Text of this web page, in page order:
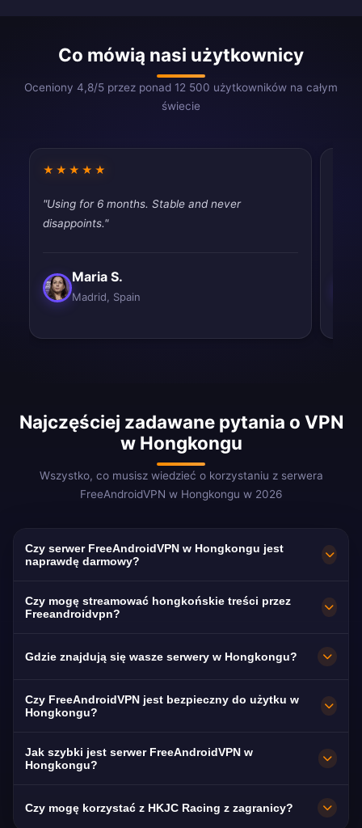
Co mówią nasi użytkownicy
Oceniony 4,8/5 przez ponad 12 500 użytkowników na całym
świecie
★★★★★
"Using for 6 months. Stable and never
disappoints."
Maria S.
Madrid, Spain
Najczęściej zadawane pytania o VPN
w Hongkongu
Wszystko, co musisz wiedzieć o korzystaniu z serwera
FreeAndroidVPN w Hongkongu w 2026
Czy serwer FreeAndroidVPN w Hongkongu jest
naprawdę darmowy?
Tak! Serwer FreeAndroidVPN w Hongkongu
jest w 100% darmowy. Niezbędny dla ponad
osób posługujących się językiem kantońskim
Czy mogę streamować hongkońskie treści przez
Freeandroidvpn?
Nasz VPN w Hongkongu jest zoptymalizowany
pod kątem TVB myTV SUPER i ViuTV z
klasy infrastrukturę Hongkongu.
Gdzie znajdują się wasze serwery w Hongkongu?
FreeAndroidVPN utrzymuje wiele szybkich
serwerów w Hongkongu: na Wyspie
Wszystkie serwery mają połączenia 10 Gbps
preferowane hongkońskie miasto w aplikacji,
Czy FreeAndroidVPN jest bezpieczny do użytku w
Hongkongu?
polityka braku logów. Coraz ważniejsze w
prawnego Hongkongu.
Jak szybki jest serwer FreeAndroidVPN w
Hongkongu?
w Hongkongu jest światowym liderem. Nasz
Czy mogę korzystać z HKJC Racing z zagranicy?